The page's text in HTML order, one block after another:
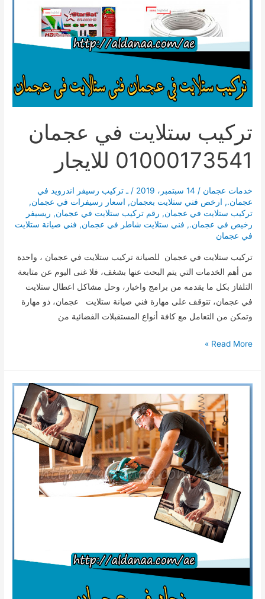
تركيب ستلايت في عجمان
01000173541 للايجار
خدمات عجمان / 14 سبتمبر، 2019 /ـ تركيب رسيفر اندرويد في
عجمان., ارخص فني ستلايت بعجمان, اسعار رسيفرات في عجمان,
تركيب ستلايت في عجمان, رقم تركيب ستلايت في عجمان, ريسيفر
رخيص في عجمان., فني ستلايت شاطر في عجمان, فني صيانة ستلايت
في عجمان
تركيب ستلايت في عجمان للصيانة تركيب ستلايت في عجمان ، واحدة
من أهم الخدمات التي يتم البحث عنها بشغف، فلا غنى اليوم عن متابعة
التلفاز بكل ما يقدمه من برامج واخبار، وحل مشاكل اعطال ستلايت
في عجمان، تتوقف على مهارة فني صيانة ستلايت عجمان، ذو مهارة
وتمكن من التعامل مع كافة أنواع المستقبلات الفضائية من
تركيب
في
عجمان
01000173541
Read More »